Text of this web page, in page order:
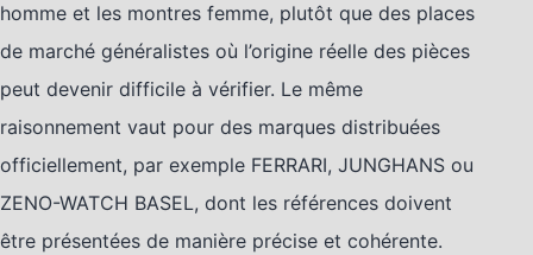
homme et les montres femme, plutôt que des places
de marché généralistes où l’origine réelle des pièces
peut devenir difficile à vérifier. Le même
raisonnement vaut pour des marques distribuées
officiellement, par exemple FERRARI, JUNGHANS ou
ZENO-WATCH BASEL, dont les références doivent
être présentées de manière précise et cohérente.